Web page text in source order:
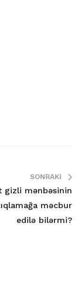
SONRAKI
gizli mənbəsinin
məcbur
edilə bilərmi?